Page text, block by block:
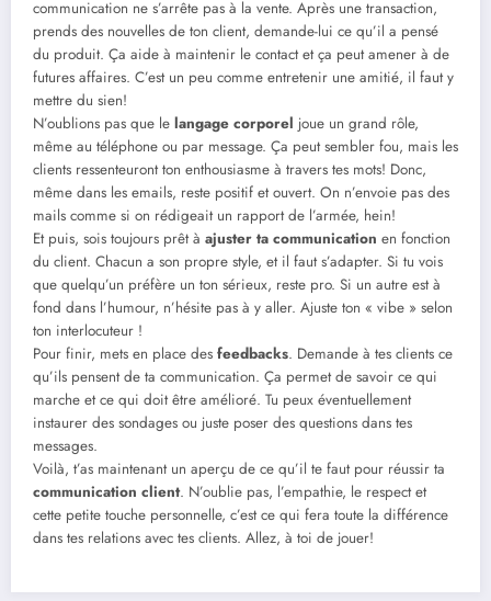
communication ne s’arrête pas à la vente. Après une transaction,
prends des nouvelles de ton client, demande-lui ce qu’il a pensé
du produit. Ça aide à maintenir le contact et ça peut amener à de
futures affaires. C’est un peu comme entretenir une amitié, il faut y
mettre du sien!
N’oublions pas que le langage corporel joue un grand rôle,
même au téléphone ou par message. Ça peut sembler fou, mais les
clients ressenteuront ton enthousiasme à travers tes mots! Donc,
même dans les emails, reste positif et ouvert. On n’envoie pas des
mails comme si on rédigeait un rapport de l’armée, hein!
Et puis, sois toujours prêt à ajuster ta communication en fonction
du client. Chacun a son propre style, et il faut s’adapter. Si tu vois
que quelqu’un préfère un ton sérieux, reste pro. Si un autre est à
fond dans l’humour, n’hésite pas à y aller. Ajuste ton « vibe » selon
ton interlocuteur !
Pour finir, mets en place des feedbacks. Demande à tes clients ce
qu’ils pensent de ta communication. Ça permet de savoir ce qui
marche et ce qui doit être amélioré. Tu peux éventuellement
instaurer des sondages ou juste poser des questions dans tes
messages.
Voilà, t’as maintenant un aperçu de ce qu’il te faut pour réussir ta
communication client. N’oublie pas, l’empathie, le respect et
cette petite touche personnelle, c’est ce qui fera toute la différence
dans tes relations avec tes clients. Allez, à toi de jouer!